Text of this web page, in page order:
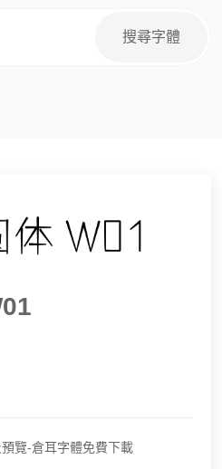
覽-倉耳字體免費下載